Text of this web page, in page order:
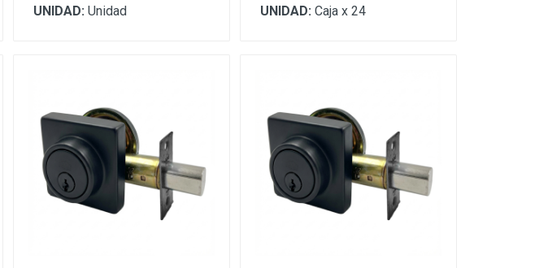
UNIDAD: Unidad
UNIDAD: Caja x 24